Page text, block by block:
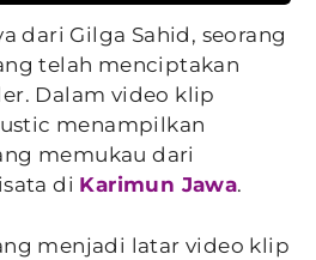
dari Gilga Sahid, seorang
telah menciptakan
Dalam video klip
menampilkan
memukau dari
di Karimun Jawa.
menjadi latar video klip